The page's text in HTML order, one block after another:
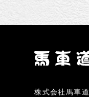
株式会社馬車道